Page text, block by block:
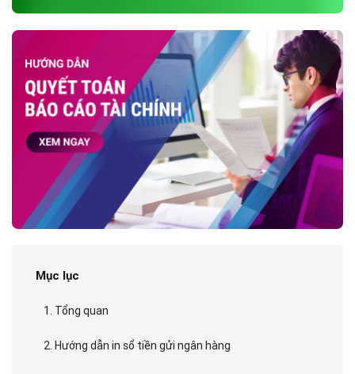
Mục lục
1. Tổng quan
2. Hướng dẫn in sổ tiền gửi ngân hàng